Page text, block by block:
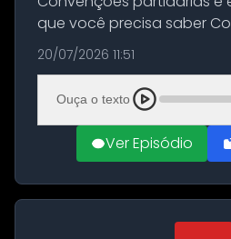
que você precisa saber
segunda-feira e vai até 5
para que partidos
partidárias realizem suas
20/07/2026 11:51
Ouça o texto
Ver Episódio